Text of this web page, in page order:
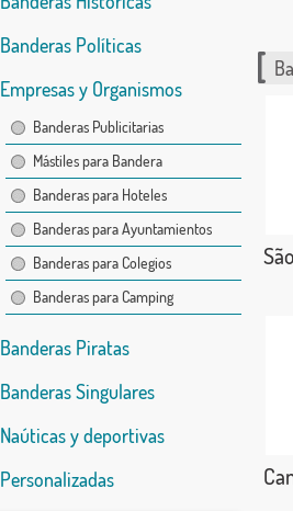
Banderas Políticas
Empresas y Organismos
Banderas Publicitarias
Mástiles para Bandera
Banderas para Hoteles
Banderas para Ayuntamientos
Banderas para Colegios
Banderas para Camping
Banderas Piratas
Banderas Singulares
Naúticasydeportivas
Personalizadas